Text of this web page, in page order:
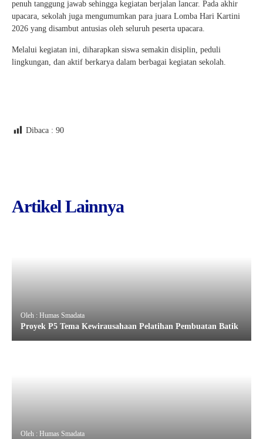
penuh tanggung jawab sehingga kegiatan berjalan lancar. Pada akhir
upacara, sekolah juga mengumumkan para juara Lomba Hari Kartini
2026 yang disambut antusias oleh seluruh peserta upacara.
Melalui kegiatan ini, diharapkan siswa semakin disiplin, peduli
lingkungan, dan aktif berkarya dalam berbagai kegiatan sekolah.
Dibaca : 90
Artikel Lainnya
Oleh : Humas Smadata
Proyek P5 Tema Kewirausahaan Pelatihan Pembuatan Batik
Oleh : Humas Smadata